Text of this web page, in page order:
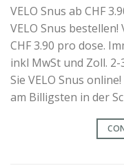
VELO Snus ab CHF
VELO Snus bestellen!
CHF 3.90 pro dose.
inkl MwSt und Zoll.
Sie VELO Snus
am Billigsten in der